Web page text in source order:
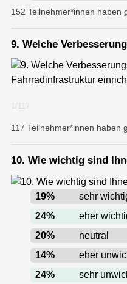
152 Teilnehmer*innen haben
9. Welche
Fahrradinfrastruktur
1 117
117 Teilnehmer*innen haben
10. Wie wichtig sind
19%
sehr
24%
eher
20%
neutral
14%
eher
24% sehr